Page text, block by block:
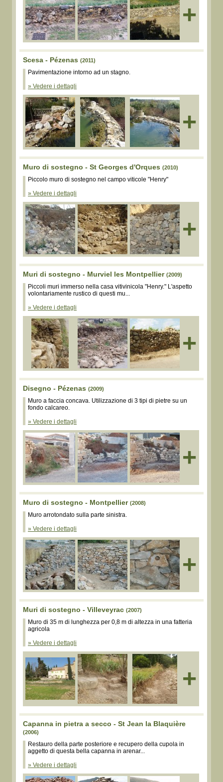
+
Scesa - Pézenas (2011)
Pavimentazione intorno ad un stagno.
» Vedere i dettagli
+
Muro di sostegno - St Georges d'Orques (2010)
Piccolo muro di sostegno nel campo viticole "Henry"
» Vedere i dettagli
+
Muri di sostegno - Murviel les Montpellier (2009)
Piccoli muri immerso nella casa vitivinicola "Henry." L'aspetto
volontariamente rustico di questi mu...
» Vedere i dettagli
+
Disegno - Pézenas (2009)
Muro a faccia concava. Utilizzazione di 3 tipi di pietre su un
fondo calcareo.
» Vedere i dettagli
+
Muro di sostegno - Montpellier (2008)
Muro arrotondato sulla parte sinistra.
» Vedere i dettagli
+
Muri di sostegno - Villeveyrac (2007)
Muro di 35 m di lunghezza per 0,8 m di altezza in una fatteria
agricola
» Vedere i dettagli
+
Capanna in pietra a secco - St Jean la Blaquière
(2006)
Restauro della parte posteriore e recupero della cupola in
aggetto di questa bella capanna in arenar...
» Vedere i dettagli